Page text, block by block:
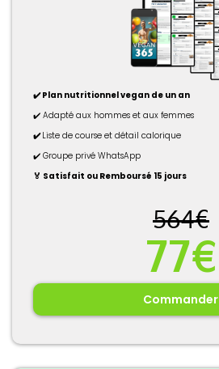
✔️ Plan nutritionnel vegan de un an
✔️ Adapté aux hommes et aux femmes
✔️Liste de course et détail calorique
✔️ Groupe privé WhatsApp
🏅 Satisfait ou Remboursé 15 jours
564€
77€
Commander